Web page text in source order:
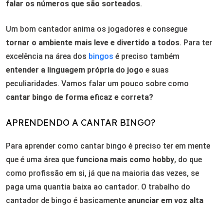
falar os números que são sorteados.
Um bom cantador anima os jogadores e consegue
tornar o ambiente mais leve e divertido a todos. Para ter
excelência na área dos bingos é preciso também
entender a linguagem própria do jogo e suas
peculiaridades. Vamos falar um pouco sobre como
cantar bingo de forma eficaz e correta?
APRENDENDO A CANTAR BINGO?
Para aprender como cantar bingo é preciso ter em mente
que é uma área que funciona mais como hobby, do que
como profissão em si, já que na maioria das vezes, se
paga uma quantia baixa ao cantador. O trabalho do
cantador de bingo é basicamente anunciar em voz alta